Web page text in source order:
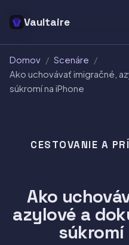
Vaultaire
Domov / Scenáre /
Ako uchovávať imigračné,
súkromí na iPhone
CESTOVANIE A
Ako
azylové a
súkromí